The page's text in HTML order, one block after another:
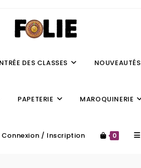
DES CLASSES NOUVEAUTÉS
PAPETERIE MAROQUINERIE
Connexion / Inscription 0